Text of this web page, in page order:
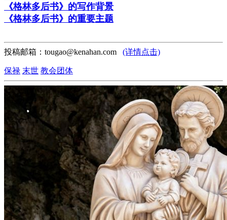
《格林多后书》的写作背景
《格林多后书》的重要主题
投稿邮箱：tougao@kenahan.com (详情点击)
保禄 末世 教会团体